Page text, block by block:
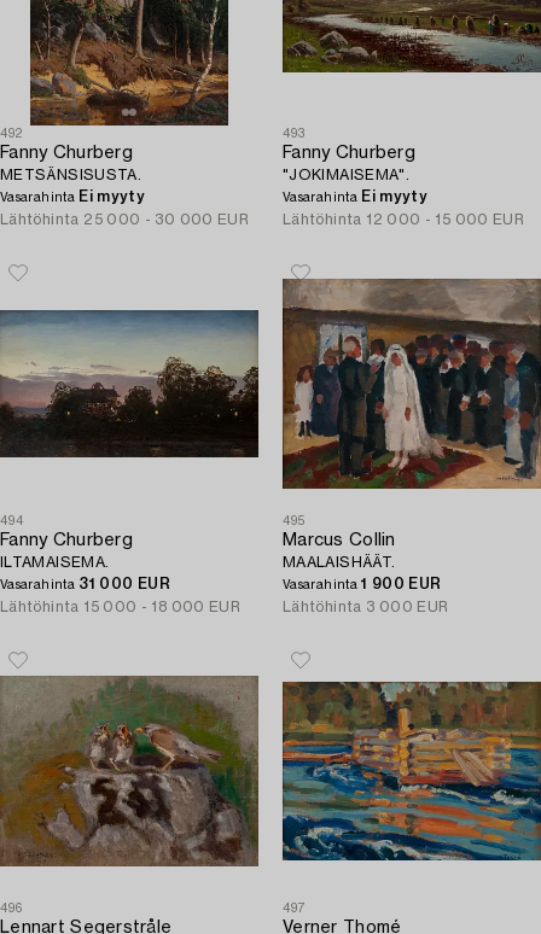
492
Fanny Churberg
METSÄNSISUSTA.
Vasarahinta Ei myyty
Lähtöhinta 25 000 - 30 000 EUR
493
Fanny Churberg
"JOKIMAISEMA".
Vasarahinta Ei myyty
Lähtöhinta 12 000 - 15 000 EUR
494
Fanny Churberg
ILTAMAISEMA.
Vasarahinta 31 000 EUR
Lähtöhinta 15 000 - 18 000 EUR
495
Marcus Collin
MAALAISHÄÄT.
Vasarahinta1 900 EUR
Lähtöhinta 3 000 EUR
496
Lennart Segerstråle
497
Verner Thomé